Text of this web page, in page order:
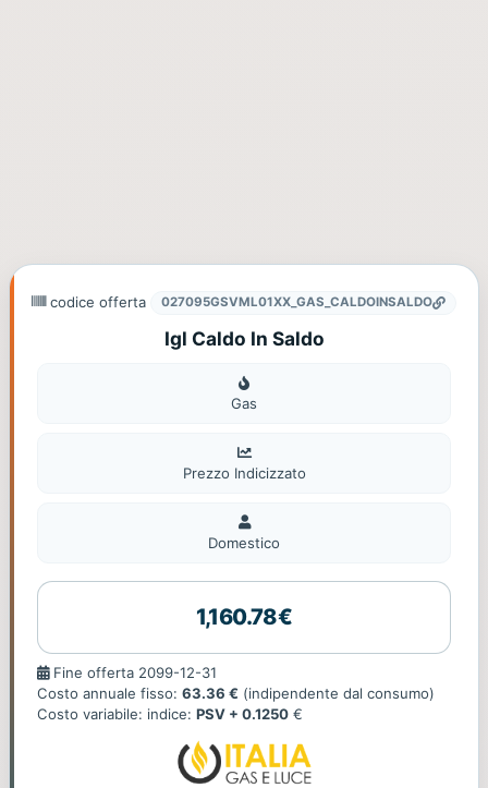
codice offerta 027095GSVML01XX_GAS_CALDOINSALDO
Igl Caldo In Saldo
Gas
Gas
Prezzo Indicizzato
Domestico
Domestico
1,160.78€
Fine
offerta
Fine offerta 2099-12-31
Costo annuale fisso: 63.36 € (indipendente dal consumo)
Costo variabile: indice: PSV + 0.1250 €